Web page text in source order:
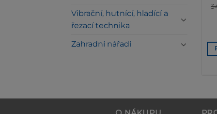
Vibrační, hutnící, hladící a
řezací technika
Zahradní nářadí